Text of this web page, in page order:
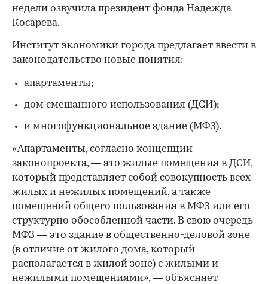
недели озвучила президент фонда Надежда
Косарева.
Институт экономики города предлагает ввести в
законодательство новые понятия:
апартаменты;
дом смешанного использования (ДСИ);
и многофункциональное здание (МФЗ).
«Апартаменты, согласно концепции
законопроекта, — это жилые помещения в ДСИ,
который представляет собой совокупность всех
жилых и нежилых помещений, а также
помещений общего пользования в МФЗ или его
структурно обособленной части. В свою очередь
МФЗ — это здание в общественно-деловой зоне
(в отличие от жилого дома, который
располагается в жилой зоне) с жилыми и
нежилыми помещениями», — объясняет